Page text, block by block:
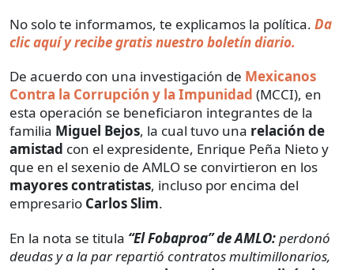
No solo te informamos, te explicamos la política. Da
clic aquí y recibe gratis nuestro boletín diario.
De acuerdo con una investigación de Mexicanos
Contra la Corrupción y la Impunidad (MCCI), en
esta operación se beneficiaron integrantes de la
familia Miguel Bejos, la cual tuvo una relación de
amistad con el expresidente, Enrique Peña Nieto y
que en el sexenio de AMLO se convirtieron en los
mayores contratistas, incluso por encima del
empresario Carlos Slim.
En la nota se titula “El Fobaproa” de AMLO:perdonó
deudas y a la par repartió contratos multimillonarios,